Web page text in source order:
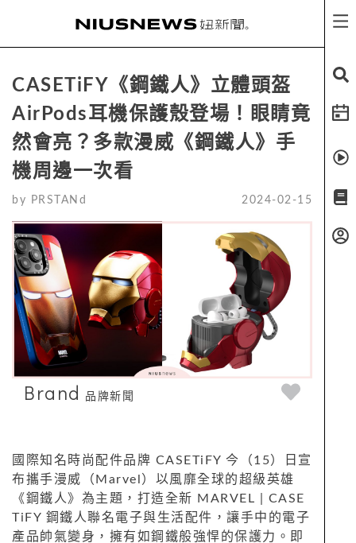
CASETiFY《鋼鐵人》立體頭盔
AirPods耳機保護殼登場！眼睛竟
然會亮？多款漫威《鋼鐵人》手
機周邊一次看
by PRSTANd 2024-02-15
Brand 品牌新聞
國際知名時尚配件品牌 CASETiFY 今（15）日宣
布攜手漫威（Marvel）以風靡全球的超級英雄
《鋼鐵人》為主題，打造全新 MARVEL | CASE
TiFY 鋼鐵人聯名電子與生活配件，讓手中的電子
產品帥氣變身，擁有如鋼鐵般強悍的保護力。即